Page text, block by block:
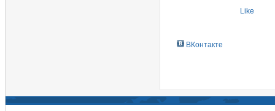
Like
ВКонтакте